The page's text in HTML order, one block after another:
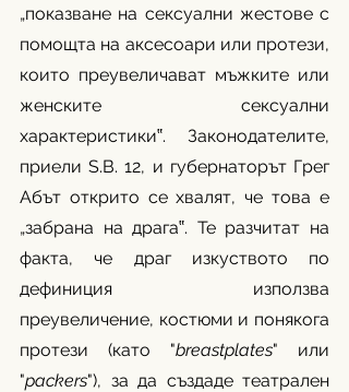
„показване на сексуални жестове с
помощта на аксесоари или протези,
които преувеличават мъжките или
женските сексуални
характеристики‟. Законодателите,
приели S.B. 12, и губернаторът Грег
Абът открито се хвалят, че това е
„забрана на драга‟. Те разчитат на
факта, че драг изкуството по
дефиниция използва
преувеличение, костюми и понякога
протези (като "breastplates" или
"packers"), за да създаде театрален